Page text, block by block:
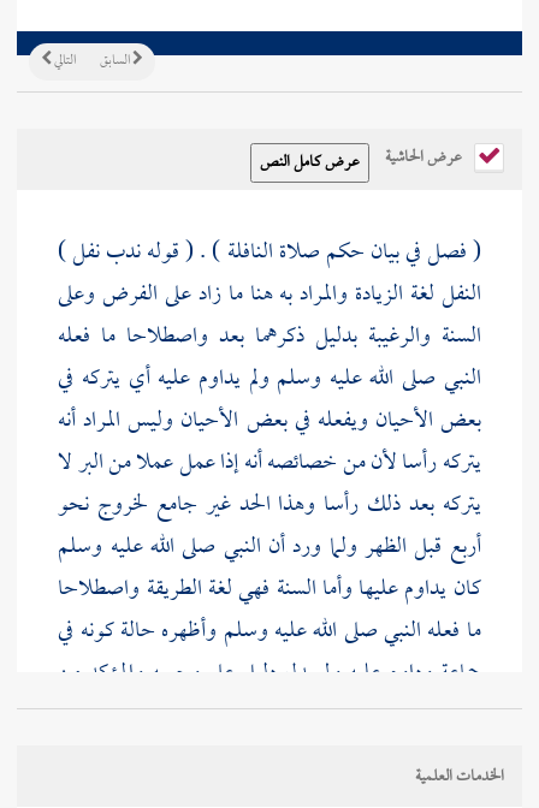
التالي السابق
عرض الحاشية
( فصل في بيان حكم صلاة النافلة ) . ( قوله ندب نفل )
النفل لغة الزيادة والمراد به هنا ما زاد على الفرض وعلى
السنة والرغيبة بدليل ذكرهما بعد واصطلاحا ما فعله
النبي صلى الله عليه وسلم ولم يداوم عليه أي يتركه في
بعض الأحيان ويفعله في بعض الأحيان وليس المراد أنه
يتركه رأسا لأن من خصائصه أنه إذا عمل عملا من البر لا
يتركه بعد ذلك رأسا وهذا الحد غير جامع لخروج نحو
أربع قبل الظهر ولما ورد أن النبي صلى الله عليه وسلم
كان يداوم عليها وأما السنة فهي لغة الطريقة واصطلاحا
ما فعله النبي صلى الله عليه وسلم وأظهره حالة كونه في
جماعة وداوم عليه ولم يدل دليل على وجوبه والمؤكد من
السنن ما كثر ثوابه كالوتر وأما الرغيبة فهي لغة ما حض
عليه من فعل الخير واصطلاحا ما رغب فيه الشارع وحده
الخدمات العلمية